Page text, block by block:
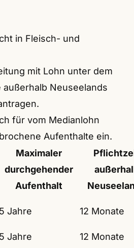
in Fleisch- und
mit Lohn unter dem
Neuseelands
für vom Medianlohn
Aufenthalte ein.
Maximaler
durchgehender
Aufenthalt
5 Jahre 12 Monate
5 Jahre
12 Monate